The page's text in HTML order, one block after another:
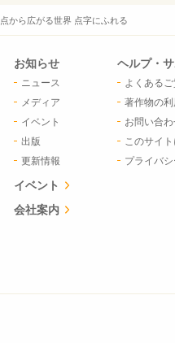
から広がる世界 点字にふれる
お知らせ
ニュース
メディア
イベント
出版
更新情報
イベント
会社案内
ヘルプ・
よくある
著作物の
お問い合
このサイ
プライバ